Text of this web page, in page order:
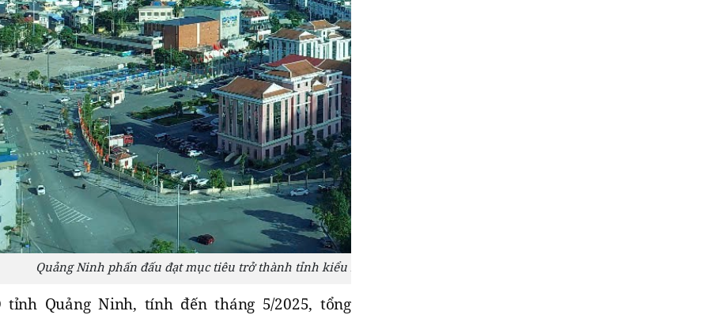
Quảng Ninh phấn đấu đạt mục tiêu trở thành tỉnh kiểu mẫu về NTM giai đoạn 2025 -2030. Ảnh: Triều Dương.
tỉnh Quảng Ninh, tính đến tháng 5/2025, tổng